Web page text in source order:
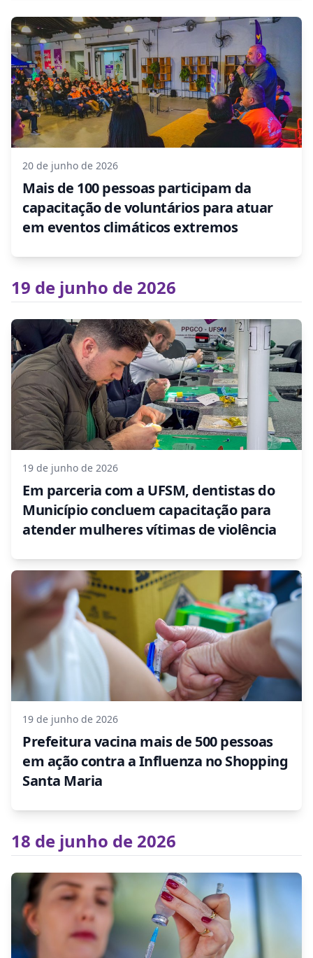
20 de junho de 2026
Mais de 100 pessoas participam da
capacitação de voluntários para atuar
em eventos climáticos extremos
19 de junho de 2026
19 de junho de 2026
Em parceria com a UFSM, dentistas do
Município concluem capacitação para
atender mulheres vítimas de violência
19 de junho de 2026
Prefeitura vacina mais de 500 pessoas
em ação contra a Influenza no Shopping
Santa Maria
18 de junho de 2026